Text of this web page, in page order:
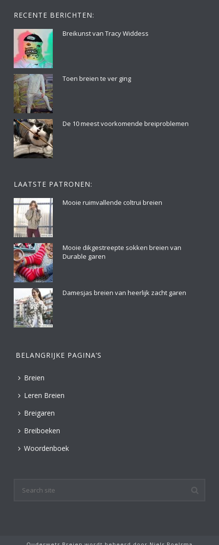
RECENTE BERICHTEN:
Breikunst van Tracy Widdess
Toen breien te ver ging
De 10 meest voorkomende breiproblemen
LAATSTE PATRONEN:
Mooie ruimvallende coltrui breien
Mooie dikgestreepte sokken breien van
Durable garen
Damesjas breien van heerlijk zacht garen
BELANGRIJKE PAGINA’S
Breien
Leren Breien
Breigaren
Breiboeken
Woordenboek